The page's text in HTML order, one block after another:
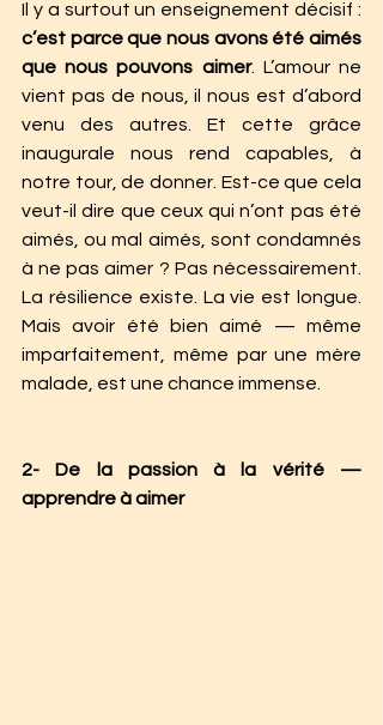
c’est parce que nous avons été aimés
que nous pouvons aimer. L’amour ne
vient pas de nous, il nous est d’abord
venu des autres. Et cette grâce
inaugurale nous rend capables, à
notre tour, de donner. Est-ce que cela
veut-il dire que ceux qui n’ont pas été
aimés, ou mal aimés, sont condamnés
à ne pas aimer ? Pas nécessairement.
La résilience existe. La vie est longue.
Mais avoir été bien aimé — même
imparfaitement, même par une mère
malade, est une chance immense.
2- De la passion à la vérité —
apprendre à aimer